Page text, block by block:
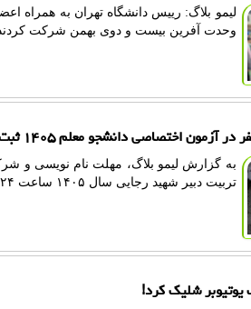
لیمو بلاگ: رییس دانشگاه تهران به همراه
وحدت آفرین بیست و دوی بهمن شرکت
به گزارش لیمو بلاگ، مهلت نام نویسی و
تربیت دبیر شهید رجایی سال ۱۴۰۵ ساعت ۲۴ امشب جمعه ۵ دی ماه تمام می شود.
یوتیوبر شلیک کرد!